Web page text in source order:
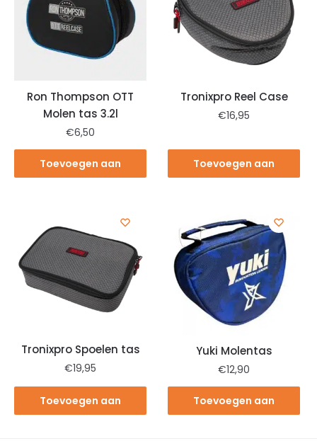
Ron Thompson OTT
Molen tas 3.2l
€6,50
Toevoegen aan
Tronixpro Reel Case
€16,95
Toevoegen aan
Tronixpro Spoelen tas
€19,95
Toevoegen aan
Yuki Molentas
€12,90
Toevoegen aan